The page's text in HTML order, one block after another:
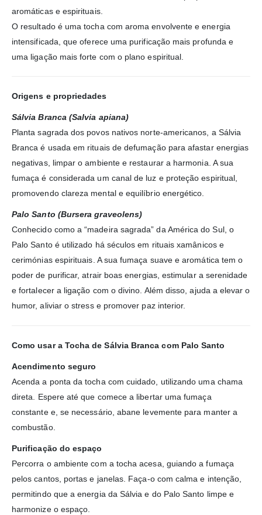
aromáticas e espirituais.
O resultado é uma tocha com aroma envolvente e energia
intensificada, que oferece uma purificação mais profunda e
uma ligação mais forte com o plano espiritual.
Origens e propriedades
Sálvia Branca (Salvia apiana)
Planta sagrada dos povos nativos norte-americanos, a Sálvia
Branca é usada em rituais de defumação para afastar energias
negativas, limpar o ambiente e restaurar a harmonia. A sua
fumaça é considerada um canal de luz e proteção espiritual,
promovendo clareza mental e equilíbrio energético.
Palo Santo (Bursera graveolens)
Conhecido como a “madeira sagrada” da América do Sul, o
Palo Santo é utilizado há séculos em rituais xamânicos e
cerimónias espirituais. A sua fumaça suave e aromática tem o
poder de purificar, atrair boas energias, estimular a serenidade
e fortalecer a ligação com o divino. Além disso, ajuda a elevar o
humor, aliviar o stress e promover paz interior.
Como usar a Tocha de Sálvia Branca com Palo Santo
Acendimento seguro
Acenda a ponta da tocha com cuidado, utilizando uma chama
direta. Espere até que comece a libertar uma fumaça
constante e, se necessário, abane levemente para manter a
combustão.
Purificação do espaço
Percorra o ambiente com a tocha acesa, guiando a fumaça
pelos cantos, portas e janelas. Faça-o com calma e intenção,
permitindo que a energia da Sálvia e do Palo Santo limpe e
harmonize o espaço.